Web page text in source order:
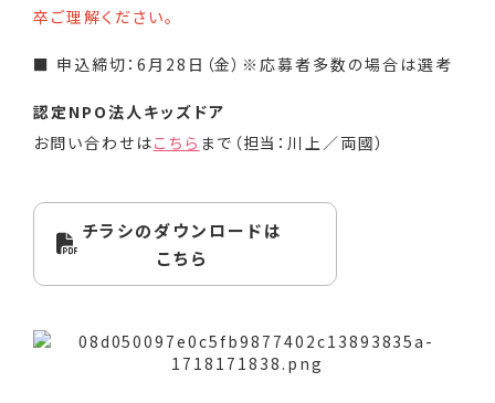
卒ご理解ください。
■ 申込締切：6月28日（金）※応募者多数の場合は選考
認定NPO法人キッズドア
お問い合わせはこちら まで（担当：川上／両國）
チラシのダウンロードは
こちら